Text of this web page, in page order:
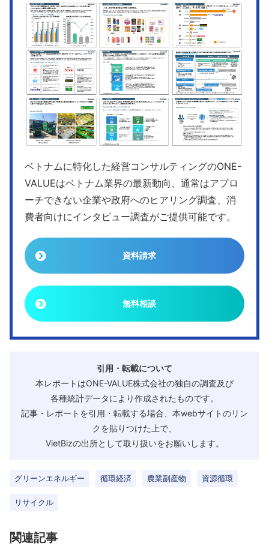
ベトナムに特化した経営コンサルティングのONE-
VALUEはベトナム業界の最新動向、通常はアプロ
ーチできない企業や政府へのヒアリング調査、消
費者向けにインタビュー調査がご提供可能です。
資料請求
無料相談
引用・転載について
本レポートはONE-VALUE株式会社の独自の調査及び
各種統計データにより作成されたものです。
記事・レポートを引用・転載する場合、本webサイトのリン
クを貼りつけた上で、
VietBizの出所として取り扱いをお願いします。
グリーンエネルギー 循環経済 農業副産物 資源循環
リサイクル
関連記事